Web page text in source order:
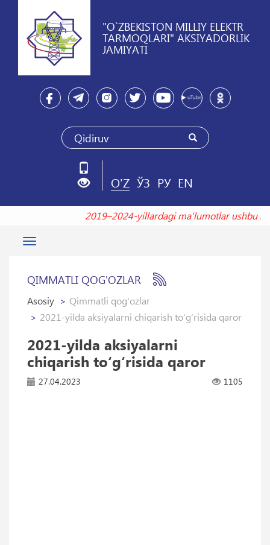
"O`ZBEKISTON MILLIY ELEKTR
TARMOQLARI" AKSIYADORLIK
JAMIYATI
O'Z ЎЗ РУ EN
2019–2024-yillardagi maʼlumotlar ushbu
Toggle
QIMMATLI QOG'OZLAR
Asosiy
Qimmatli qog'ozlar
2021-yilda aksiyalarni chiqarish to‘g‘risida qaror
2021-yilda aksiyalarni
chiqarish to‘g‘risida qaror
27.04.2023 1105